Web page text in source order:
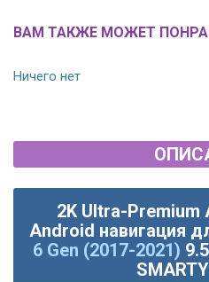
ВАМ ТАКЖЕ МОЖЕТ
Ничего нет
2K Ultra-
Android навигация
6 Gen (2017-2021)